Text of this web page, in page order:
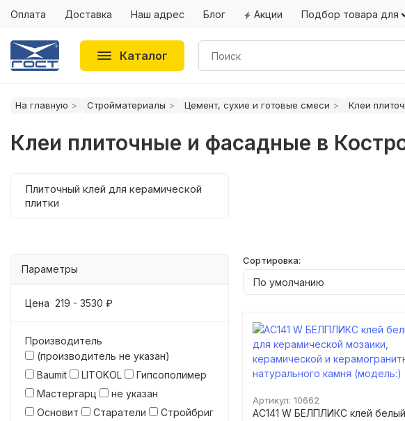
Оплата Доставка Наш адрес Блог Акции Подбор товара для
Каталог
На главную Стройматериалы Цемент, сухие и готовые смеси Клеи
Клеи плиточные и фасадные в
Плиточный клей для керамической
плитки
Параметры
Цена 219 - 3530 ₽
Производитель
(производитель не указан)
Baumit
LITOKOL
Гипсополимер
Мастергарц
не указан
Основит
Старатели
Стройбриг
Сортировка:
Артикул: 10662
AC141 W БЕЛПЛИКС клей